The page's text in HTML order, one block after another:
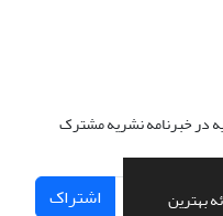
بهترین
در خبرنامه نشریه مشترک
اشتراک